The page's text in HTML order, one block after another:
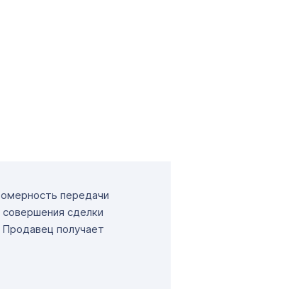
передачи
сделки
получает